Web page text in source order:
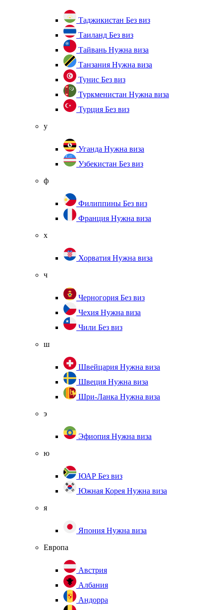
Таджикистан Без виз
Таиланд Без виз
Тайвань Нужна виза
Танзания Нужна виза
Тунис Без виз
Туркменистан Нужна виза
Турция Без виз
у
Уганда Нужна виза
Узбекистан Без виз
ф
Филиппины Без виз
Франция Нужна виза
х
Хорватия Нужна виза
ч
Черногория Без виз
Чехия Нужна виза
Чили Без виз
ш
Швейцария Нужна виза
Швеция Нужна виза
Шри-Ланка Нужна виза
э
Эфиопия Нужна виза
ю
ЮАР Без виз
Южная Корея Нужна виза
я
Япония Нужна виза
Европа
Австрия
Албания
Андорра